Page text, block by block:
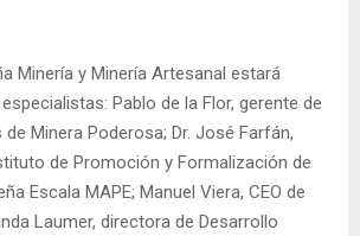
Minería y Minería Artesanal estará
Pablo de la Flor, gerente de
Minera Poderosa; Dr. José Farfán,
de Promoción y Formalización de
Escala MAPE; Manuel Viera, CEO de
Laumer, directora de Desarrollo